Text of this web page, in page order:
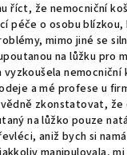
říct, že nemocniční
péče o osobu blízkou,
mimo jiné se
na lůžku pro
vyzkoušela
a mé profese u
zkonstatovat, že
na lůžko pouze
aniž bych si